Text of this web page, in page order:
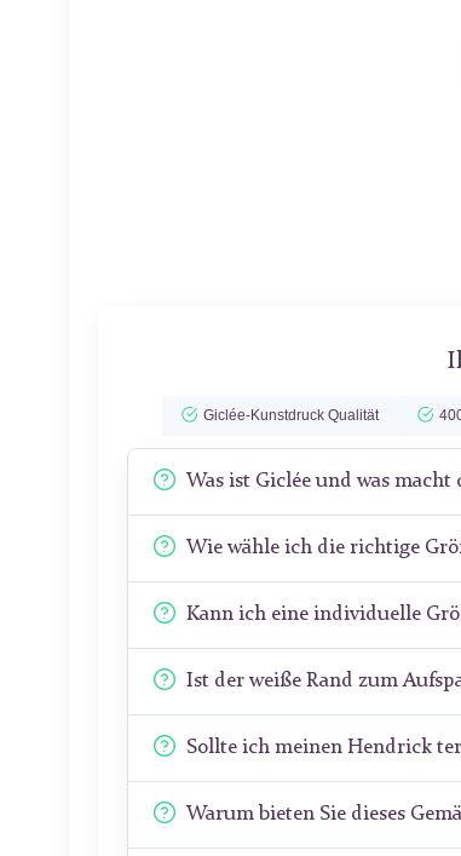
Giclée-Kunstdruck Qualität
Was ist Giclée und was macht
Wie wähle ich die richtige
Kann ich eine individuelle
Ist der weiße Rand zum
Sollte ich meinen Hendrick
Warum bieten Sie dieses